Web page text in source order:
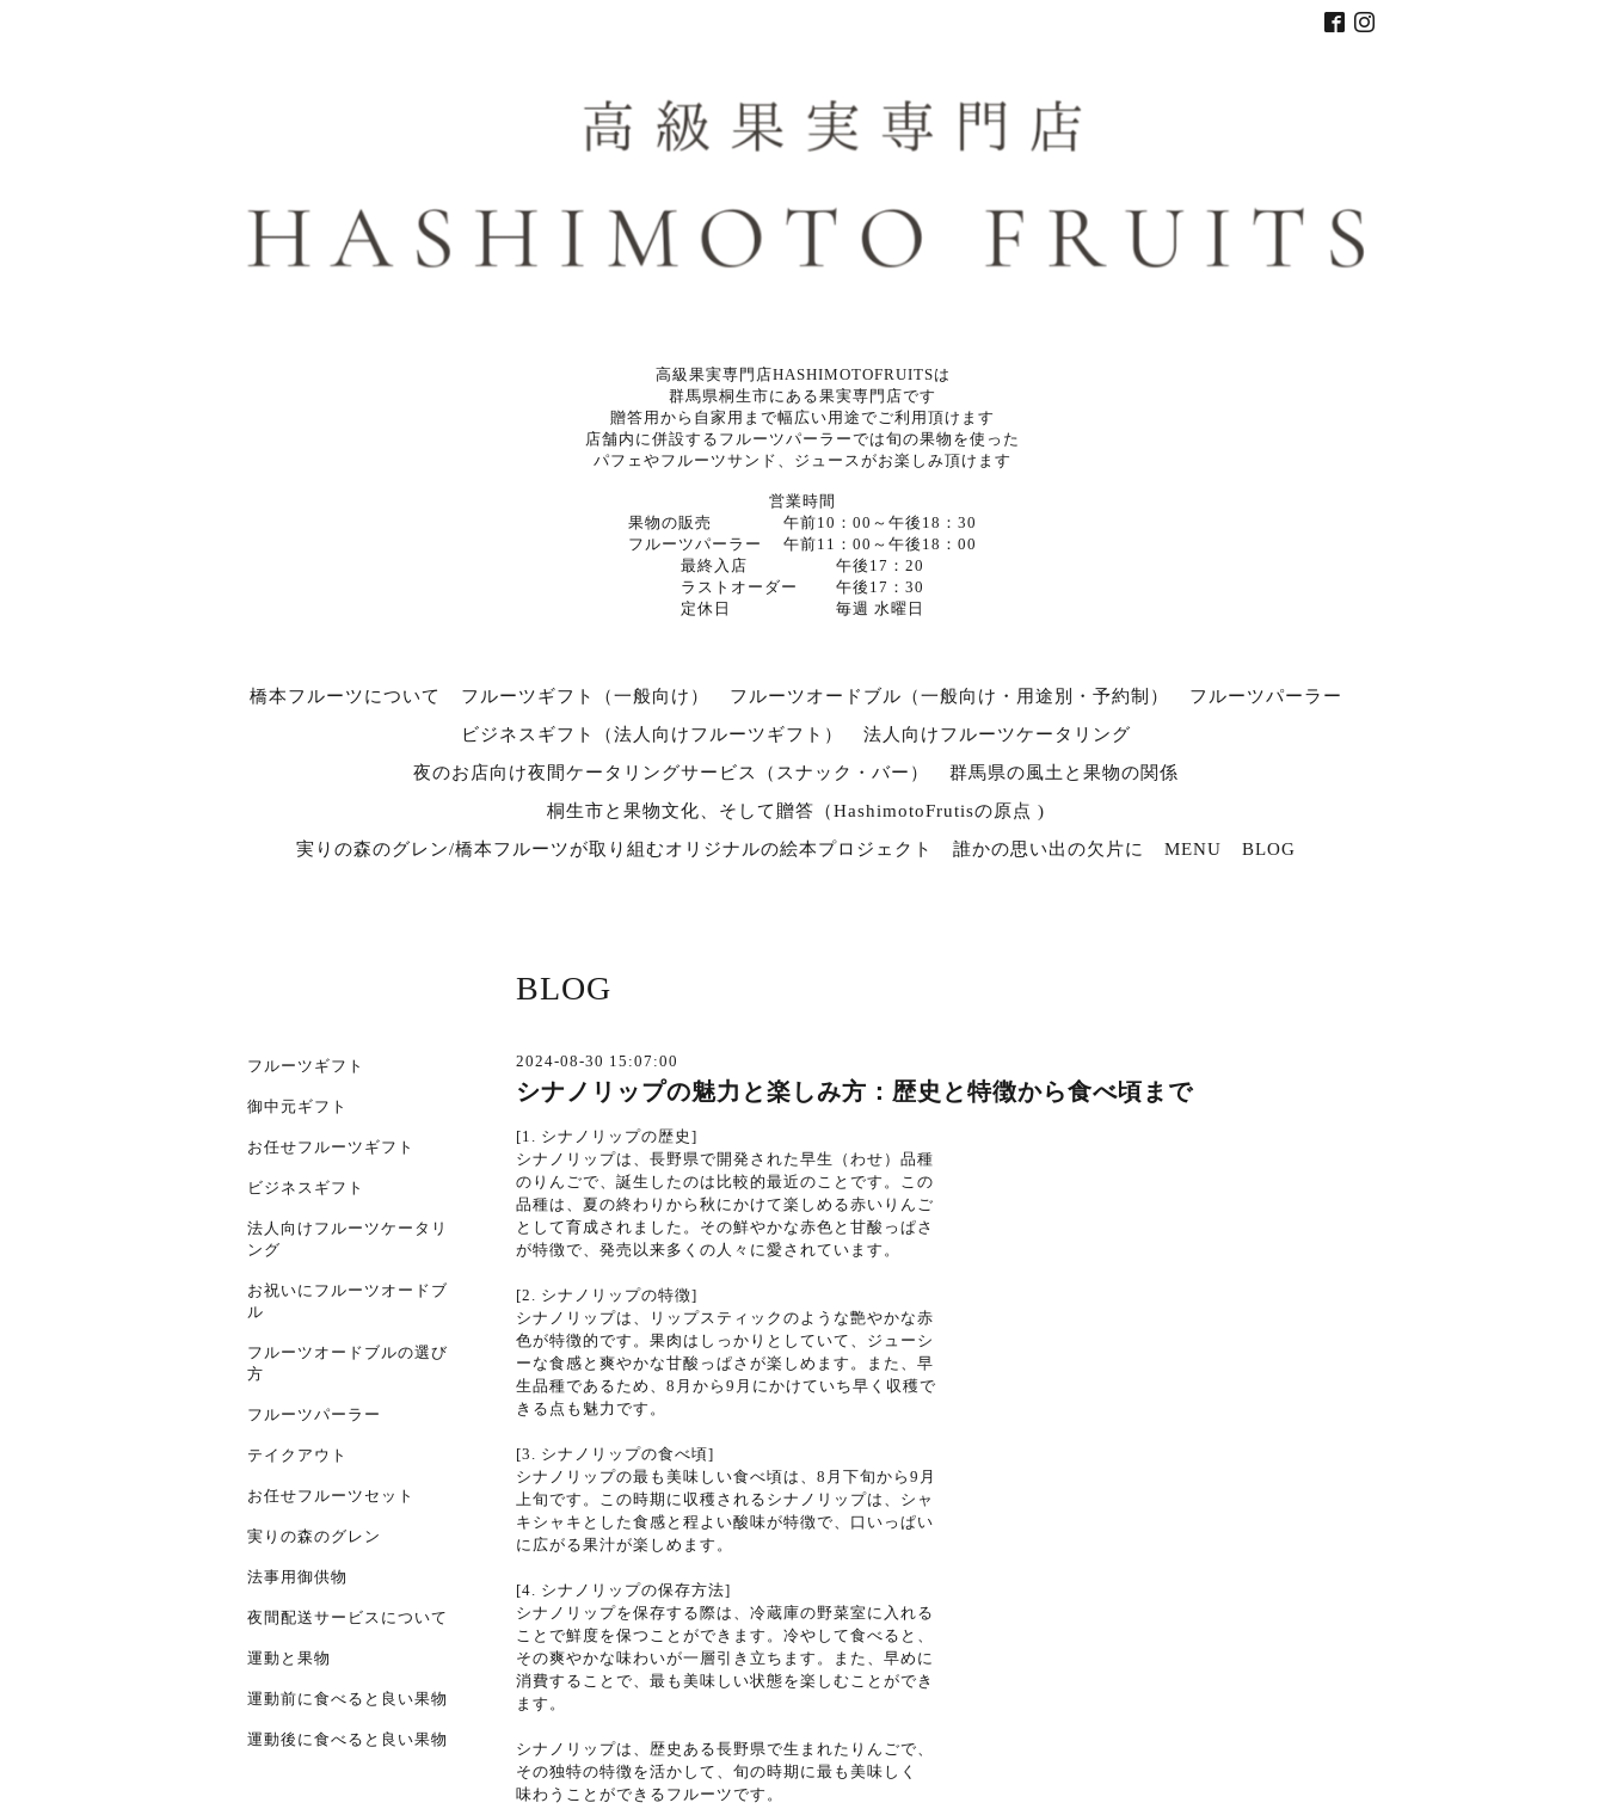
高級果実専門店HASHIMOTOFRUITSは
群馬県桐生市にある果実専門店です
贈答用から自家用まで幅広い用途でご利用頂けます
店舗内に併設するフルーツパーラーでは旬の果物を使った
パフェやフルーツサンド、ジュースがお楽しみ頂けます
営業時間
果物の販売 午前10：00～午後18：30
フルーツパーラー 午前11：00～午後18：00
最終入店 午後17：20
ラストオーダー 午後17：30
定休日 毎週 水曜日
橋本フルーツについて フルーツギフト（一般向け） フルーツオードブル（一般向け・用途別・予約制）
フルーツパーラー
ビジネスギフト（法人向けフルーツギフト）
法人向けフルーツケータリング
夜のお店向け夜間ケータリングサービス（スナック・バー）
群馬県の風土と果物の関係
桐生市と果物文化、そして贈答（HashimotoFrutisの原点 )
実りの森のグレン/橋本フルーツが取り組むオリジナルの絵本プロジェクト
誰かの思い出の欠片に MENU BLOG
BLOG
2024-08-30 15:07:00
シナノリップの魅力と楽しみ方：歴史と特徴から食べ頃まで
[1. シナノリップの歴史]
シナノリップは、長野県で開発された早生（わせ）品種
のりんごで、誕生したのは比較的最近のことです。この
品種は、夏の終わりから秋にかけて楽しめる赤いりんご
として育成されました。その鮮やかな赤色と甘酸っぱさ
が特徴で、発売以来多くの人々に愛されています。
[2. シナノリップの特徴]
シナノリップは、リップスティックのような艶やかな赤
色が特徴的です。果肉はしっかりとしていて、ジューシ
ーな食感と爽やかな甘酸っぱさが楽しめます。また、早
生品種であるため、8月から9月にかけていち早く収穫で
きる点も魅力です。
[3. シナノリップの食べ頃]
シナノリップの最も美味しい食べ頃は、8月下旬から9月
上旬です。この時期に収穫されるシナノリップは、シャ
キシャキとした食感と程よい酸味が特徴で、口いっぱい
に広がる果汁が楽しめます。
[4. シナノリップの保存方法]
シナノリップを保存する際は、冷蔵庫の野菜室に入れる
ことで鮮度を保つことができます。冷やして食べると、
その爽やかな味わいが一層引き立ちます。また、早めに
消費することで、最も美味しい状態を楽しむことができ
ます。
シナノリップは、歴史ある長野県で生まれたりんごで、
その独特の特徴を活かして、旬の時期に最も美味しく
味わうことができるフルーツです。
フルーツギフト
御中元ギフト
お任せフルーツギフト
ビジネスギフト
法人向けフルーツケータリ
ング
お祝いにフルーツオードブ
ル
フルーツオードブルの選び
方
フルーツパーラー
テイクアウト
お任せフルーツセット
実りの森のグレン
法事用御供物
夜間配送サービスについて
運動と果物
運動前に食べると良い果物
運動後に食べると良い果物